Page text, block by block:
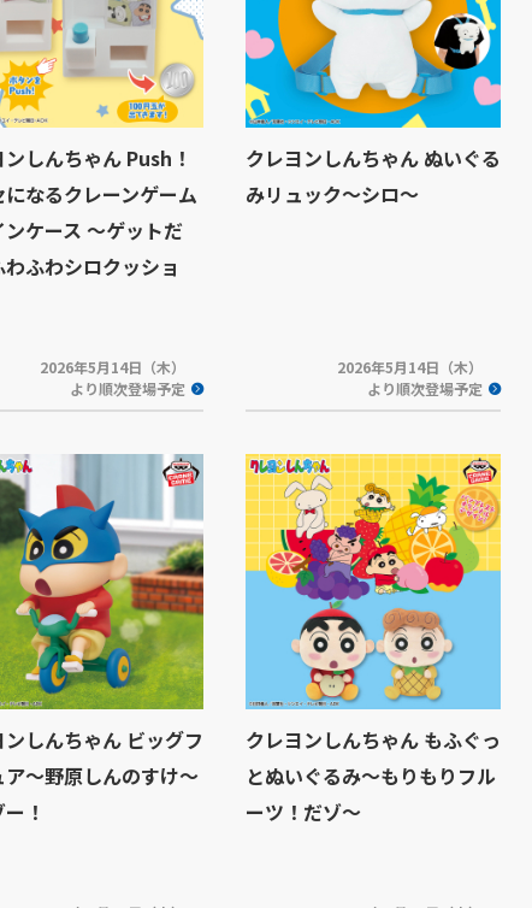
しんちゃん Push！
になるクレーンゲーム
ケース 〜ゲットだ
わふわシロクッショ
2026年5月14日（木）
より順次登場予定
クレヨンしんちゃん ぬいぐる
みリュック～シロ～
2026年5月14日（木）
より順次登場予定
ンしんちゃん ビッグフ
ア～野原しんのすけ～
！
クレヨンしんちゃん もふぐっ
とぬいぐるみ～もりもりフル
ーツ！だゾ～